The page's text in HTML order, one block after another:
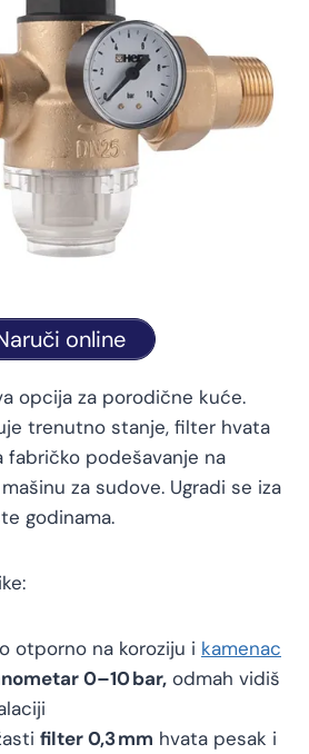
online
opcija za porodične kuće.
trenutno stanje, filter hvata
fabričko podešavanje na
za sudove. Ugradi se iza
godinama.
otporno na koroziju i kamenac
0–10 bar, odmah vidiš
filter 0,3 mm hvata pesak i